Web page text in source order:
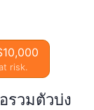
risk.
รวมตัวบ่ง